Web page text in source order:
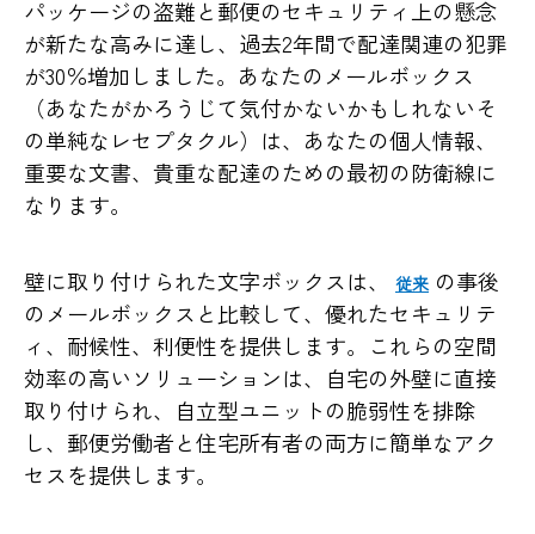
パッケージの盗難と郵便のセキュリティ上の懸念
が新たな高みに達し、過去2年間で配達関連の犯罪
が30％増加しました。あなたのメールボックス
（あなたがかろうじて気付かないかもしれないそ
の単純なレセプタクル）は、あなたの個人情報、
重要な文書、貴重な配達のための最初の防衛線に
なります。
壁に取り付けられた文字ボックスは、 従来 の事後
のメールボックスと比較して、優れたセキュリテ
ィ、耐候性、利便性を提供します。これらの空間
効率の高いソリューションは、自宅の外壁に直接
取り付けられ、自立型ユニットの脆弱性を排除
し、郵便労働者と住宅所有者の両方に簡単なアク
セスを提供します。